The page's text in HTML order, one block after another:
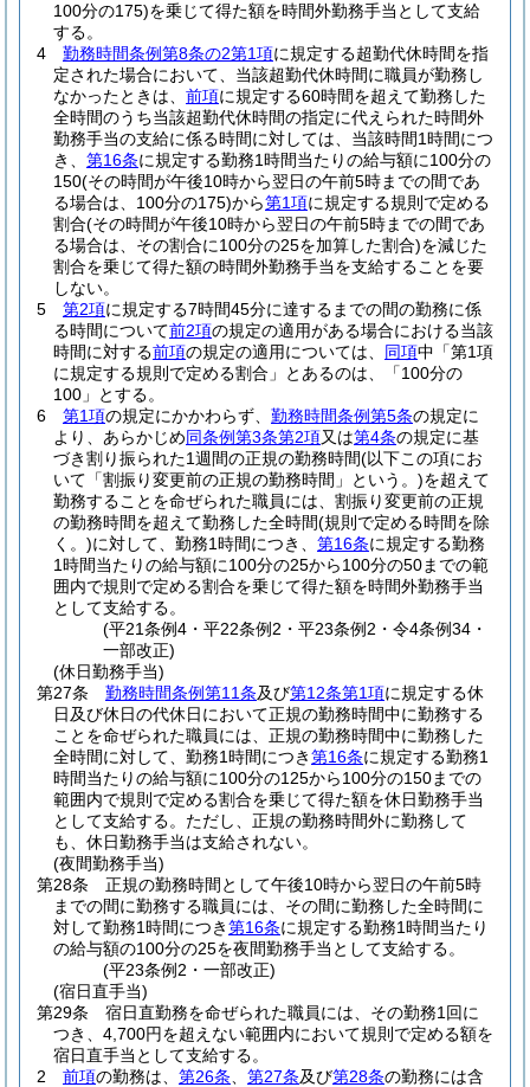
100分の175)を乗じて得た額を時間外勤務手当として支給
する。
4
勤務時間条例第8条の2第1項に規定する超勤代休時間を指
定された場合において、当該超勤代休時間に職員が勤務し
なかったときは、 前項に規定する60時間を超えて勤務した
全時間のうち当該超勤代休時間の指定に代えられた時間外
勤務手当の支給に係る時間に対しては、当該時間1時間につ
き、 第16条に規定する勤務1時間当たりの給与額に100分の
150(その時間が午後10時から翌日の午前5時までの間であ
る場合は、100分の175)から第1項に規定する規則で定める
割合(その時間が午後10時から翌日の午前5時までの間であ
る場合は、その割合に100分の25を加算した割合)を減じた
割合を乗じて得た額の時間外勤務手当を支給することを要
しない。
5
第2項に規定する7時間45分に達するまでの間の勤務に係
る時間について前2項の規定の適用がある場合における当該
時間に対する前項の規定の適用については、 同項中「第1項
に規定する規則で定める割合」とあるのは、「100分の
100」とする。
6
第1項の規定にかかわらず、 勤務時間条例第5条の規定に
より、あらかじめ同条例第3条第2項又は第4条の規定に基
づき割り振られた1週間の正規の勤務時間(以下この項にお
いて「割振り変更前の正規の勤務時間」という。)を超えて
勤務することを命ぜられた職員には、割振り変更前の正規
の勤務時間を超えて勤務した全時間(規則で定める時間を除
く。)に対して、勤務1時間につき、 第16条に規定する勤務
1時間当たりの給与額に100分の25から100分の50までの範
囲内で規則で定める割合を乗じて得た額を時間外勤務手当
として支給する。
(平21条例4・平22条例2・平23条例2・令4条例34・
一部改正)
(休日勤務手当)
第27条
勤務時間条例第11条及び第12条第1項に規定する休
日及び休日の代休日において正規の勤務時間中に勤務する
ことを命ぜられた職員には、正規の勤務時間中に勤務した
全時間に対して、勤務1時間につき第16条に規定する勤務1
時間当たりの給与額に100分の125から100分の150までの
範囲内で規則で定める割合を乗じて得た額を休日勤務手当
として支給する。 ただし、正規の勤務時間外に勤務して
も、休日勤務手当は支給されない。
(夜間勤務手当)
第28条
正規の勤務時間として午後10時から翌日の午前5時
までの間に勤務する職員には、その間に勤務した全時間に
対して勤務1時間につき第16条に規定する勤務1時間当たり
の給与額の100分の25を夜間勤務手当として支給する。
(平23条例2・一部改正)
(宿日直手当)
第29条
宿日直勤務を命ぜられた職員には、その勤務1回に
つき、4,700円を超えない範囲内において規則で定める額を
宿日直手当として支給する。
2
前項の勤務は、 第26条 第27条及び第28条の勤務には含